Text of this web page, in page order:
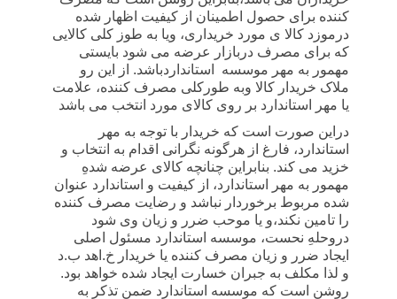
کننده برای حصول اطمینان از کیفیت اظهار شده
درموزد کالا ی مورد خریداری، ویا به طوز کلی کالایی
که برای مصرف دربازار عرضه می شود بایستی
مهمور به مهر موسسه
استانداردباشد. از این رو
ملاک خریدار کالا وبه طورکلی مصرف کننده، علامت
یا مهر استاندارد بر روی کالای مورد انتخب می باشد
دراین صورت است که خریدار با توجه به مهر
استاندارد، فارغ از هرگونه نگرانی اقدام به انتخاب و
خزید می کند. بنابراین چنانچه کالای عرضه شدهِ
مهمور به مهر استاندارد، از کیفیت و استاندارد عنوان
شده مربوط برخوردار نباشد و رضایت مصرف کننده
را تامین نکند،و یا موحب ضرر و زیان وی شود
دروحلهِ نحست، موسسه استاندارد مسئول اصلی
ایجاد ضرر و زیان مصرف کننده یا خریدار خ.اهد ب.د
و لذا مکلف به جبران خسارت ایجاد شده خواهد بود.
روشن است که موسسه استاندارد ضمن تذکر به